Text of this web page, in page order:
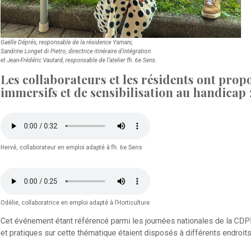
Gaëlle Déprés, responsable de la résidence Yamani,
Sandrine Longet di Pietro, directrice itinéraire d’intégration
et Jean-Frédéric Vautard, responsable de l’atelier fh. 6e Sens.
Les collaborateurs et les résidents ont
immersifs et de sensibilisation au handicap :
Hervé, collaborateur en emploi adapté à fh. 6e Sens
Odélie, collaboratrice en emploi adapté à l’Horticulture
Cet événement étant référencé parmi les journées nationales de la
et pratiques sur cette thématique étaient disposés à différents